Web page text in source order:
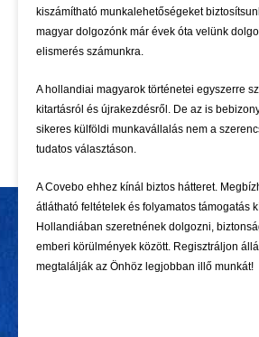
kiszámítható munkalehetőségeket
magyar dolgozónk már évek óta velünk
elismerés számunkra.
A hollandiai magyarok történetei egyszerre
kitartásról és újrakezdésről. De az is
sikeres külföldi munkavállalás nem a
tudatos választáson.
A Covebo ehhez kínál biztos hátteret.
átlátható feltételek és folyamatos támogatás
Hollandiában szeretnének dolgozni,
emberi körülmények között. Regisztráljon
megtalálják az Önhöz legjobban illő munkát!